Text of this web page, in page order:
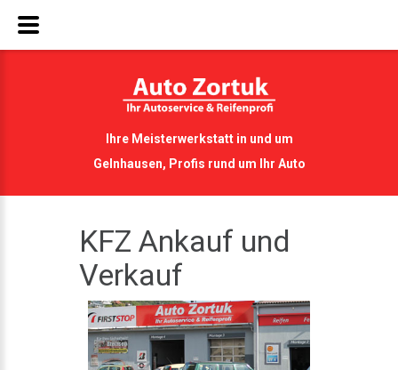
Ihre Meisterwerkstatt in und um
Gelnhausen, Profis rund um Ihr Auto
KFZ Ankauf und
Verkauf